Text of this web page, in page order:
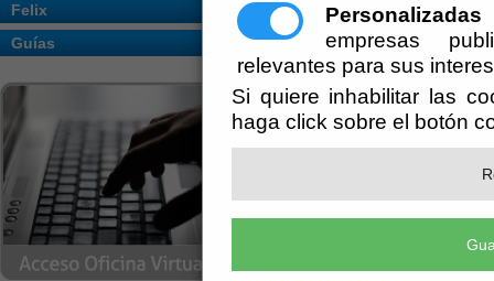
Personalizadas
empresas
relevantes para sus
Si quiere inhabilitar las
haga click sobre el botón
Felix
Guías